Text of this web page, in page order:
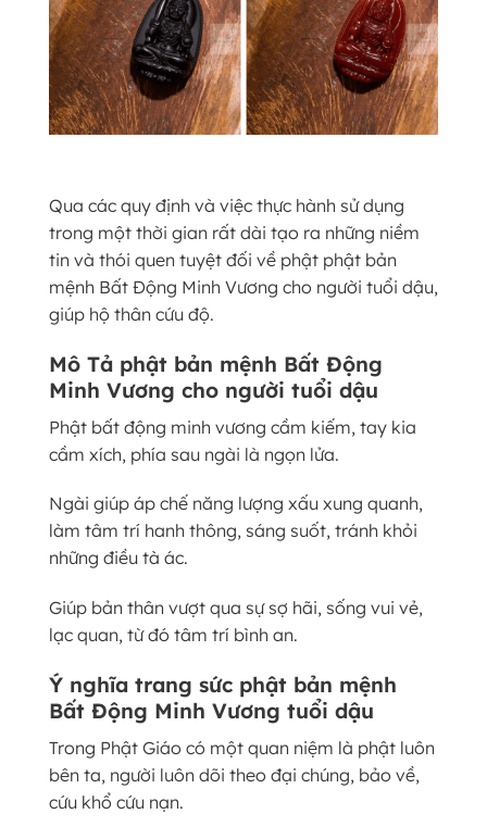
Qua các quy định và việc thực hành sử dụng
trong một thời gian rất dài tạo ra những niềm
tin và thói quen tuyệt đối về phật phật bản
mệnh Bất Động Minh Vương cho người tuổi dậu,
giúp hộ thân cứu độ.
Mô Tả phật bản mệnh Bất Động
Minh Vương cho người tuổi dậu
Phật bất động minh vương cầm kiếm, tay kia
cầm xích, phía sau ngài là ngọn lửa.
Ngài giúp áp chế năng lượng xấu xung quanh,
làm tâm trí hanh thông, sáng suốt, tránh khỏi
những điều tà ác.
Giúp bản thân vượt qua sự sợ hãi, sống vui vẻ,
lạc quan, từ đó tâm trí bình an.
Ý nghĩa trang sức phật bản mệnh
Bất Động Minh Vương tuổi dậu
Trong Phật Giáo có một quan niệm là phật luôn
bên ta, người luôn dõi theo đại chúng, bảo về,
cứu khổ cứu nạn.